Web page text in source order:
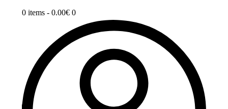
0 items - 0.00€ 0